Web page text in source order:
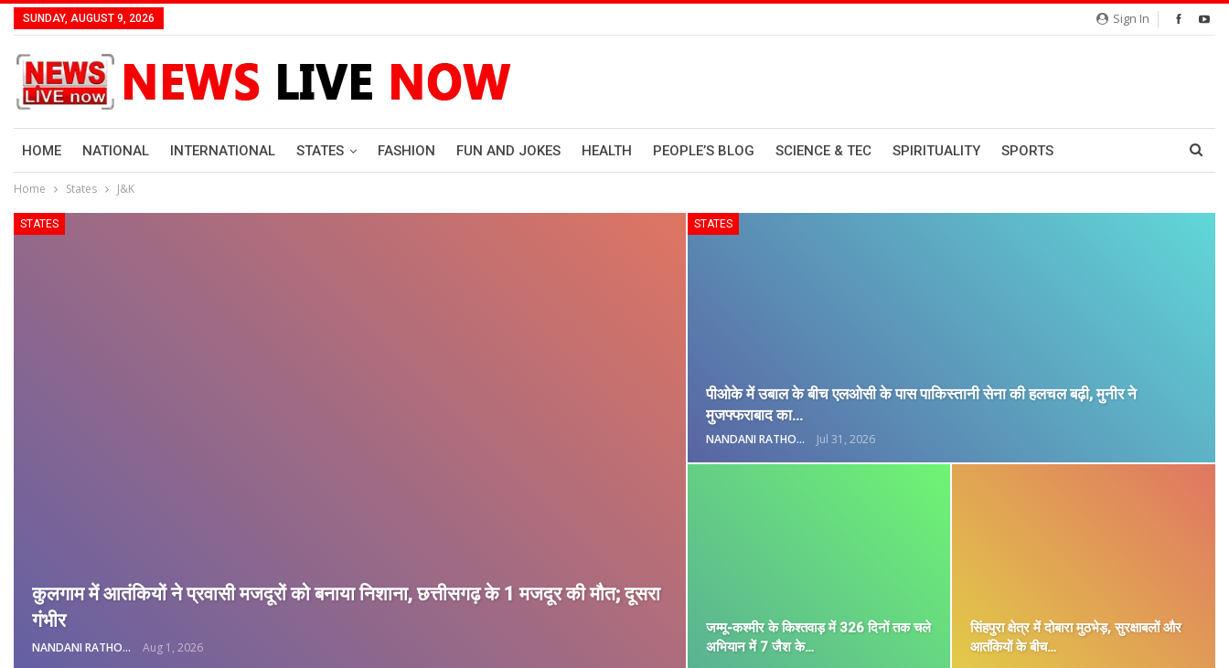
Sign In
SUNDAY, AUGUST 9, 2026
HOME NATIONAL INTERNATIONAL STATES FASHION FUN AND JOKES HEALTH PEOPLE’S BLOG SCIENCE & TEC SPIRITUALITY SPORTS
Home States J&K
STATES
कुलगाम में आतंकियों ने प्रवासी मजदूरों को बनाया निशाना, छत्तीसगढ़ के 1 मजदूर की मौत; दूसरा
गंभीर
NANDANI RATHORE Aug 1, 2026
STATES
पीओके में उबाल के बीच एलओसी के पास पाकिस्तानी सेना की हलचल बढ़ी, मुनीर ने
मुजफ्फराबाद का…
NANDANI RATHORE Jul 31, 2026
जम्मू-कश्मीर के किश्तवाड़ में 326 दिनों तक चले
अभियान में 7 जैश के…
सिंहपुरा क्षेत्र में दोबारा मुठभेड़, सुरक्षाबलों और
आतंकियों के बीच…